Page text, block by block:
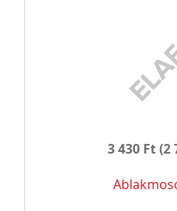
3 430 Ft(2